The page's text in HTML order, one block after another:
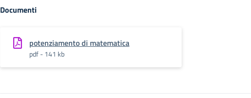
Documenti
potenziamento di matematica
pdf - 141 kb